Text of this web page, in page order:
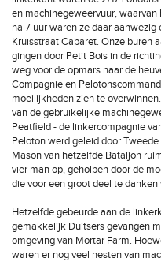
en machinegeweervuur,
na 7 uur waren ze daar
Kruisstraat Cabaret. Onze buren
gingen door Petit Bois in de
weg voor de opmars naar de
Compagnie en
moeilijkheden zien te
van de gebruikelijke
Peatfield - de linkercompagnie
Peloton werd geleid door
Mason van hetzelfde Bataljon
vier man op, geholpen door de
die voor een groot deel te
Hetzelfde gebeurde aan de
gemakkelijk Duitsers gevangen
omgeving van Mortar Farm.
waren er nog veel nesten van